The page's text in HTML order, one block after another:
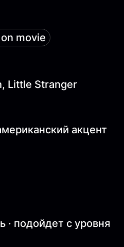
movie
Little Stranger
акцент
· подойдет с уровня